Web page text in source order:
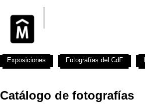
Catálogo de fotografías
Exposiciones Fotografías del CdF